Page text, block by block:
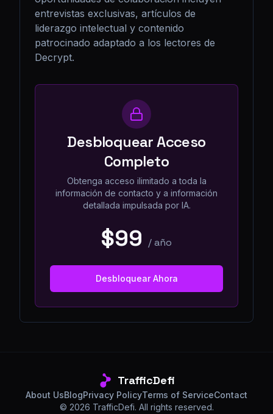
entrevistas exclusivas, artículos de
liderazgo intelectual y contenido
patrocinado adaptado a los lectores de
Decrypt.
Desbloquear Acceso
Completo
Obtenga acceso ilimitado a toda la
información de contacto y a información
detallada impulsada por IA.
$99 /año
Desbloquear Ahora
TrafficDefi
About UsBlogPrivacy PolicyTerms of ServiceContact
© 2026 TrafficDefi. All rights reserved.